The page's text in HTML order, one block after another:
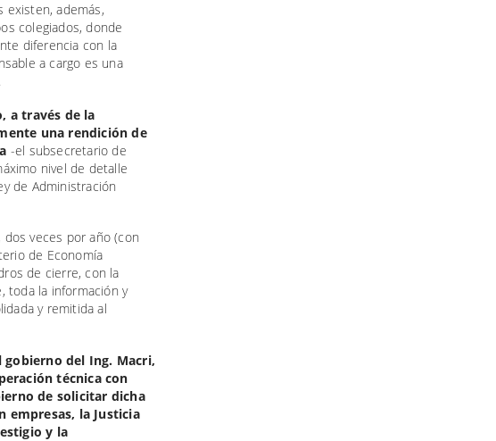
existen, además,
colegiados, donde
diferencia con la
a cargo es una
a través de la
una rendición de
-el subsecretario de
nivel de detalle
de Administración
dos veces por año (con
de Economía
de cierre, con la
toda la información y
y remitida al
gobierno del Ing. Macri,
técnica con
de solicitar dicha
empresas, la Justicia
y la